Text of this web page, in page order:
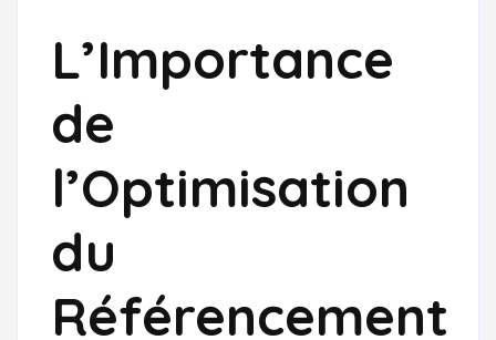
L’Importance
de
l’Optimisation
du
Référencement